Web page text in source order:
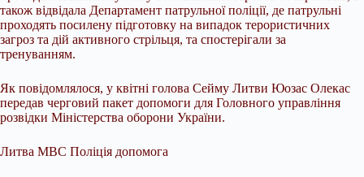
також відвідала Департамент патрульної поліції, де патрульні
проходять посилену підготовку на випадок терористичних
загроз та дій активного стрільця, та спостерігали за
тренуванням.
Як повідомлялося, у квітні голова Сейму Литви Юозас Олекас
передав черговий пакет допомоги для Головного управління
розвідки Міністерства оборони України.
Литва МВС Поліція допомога